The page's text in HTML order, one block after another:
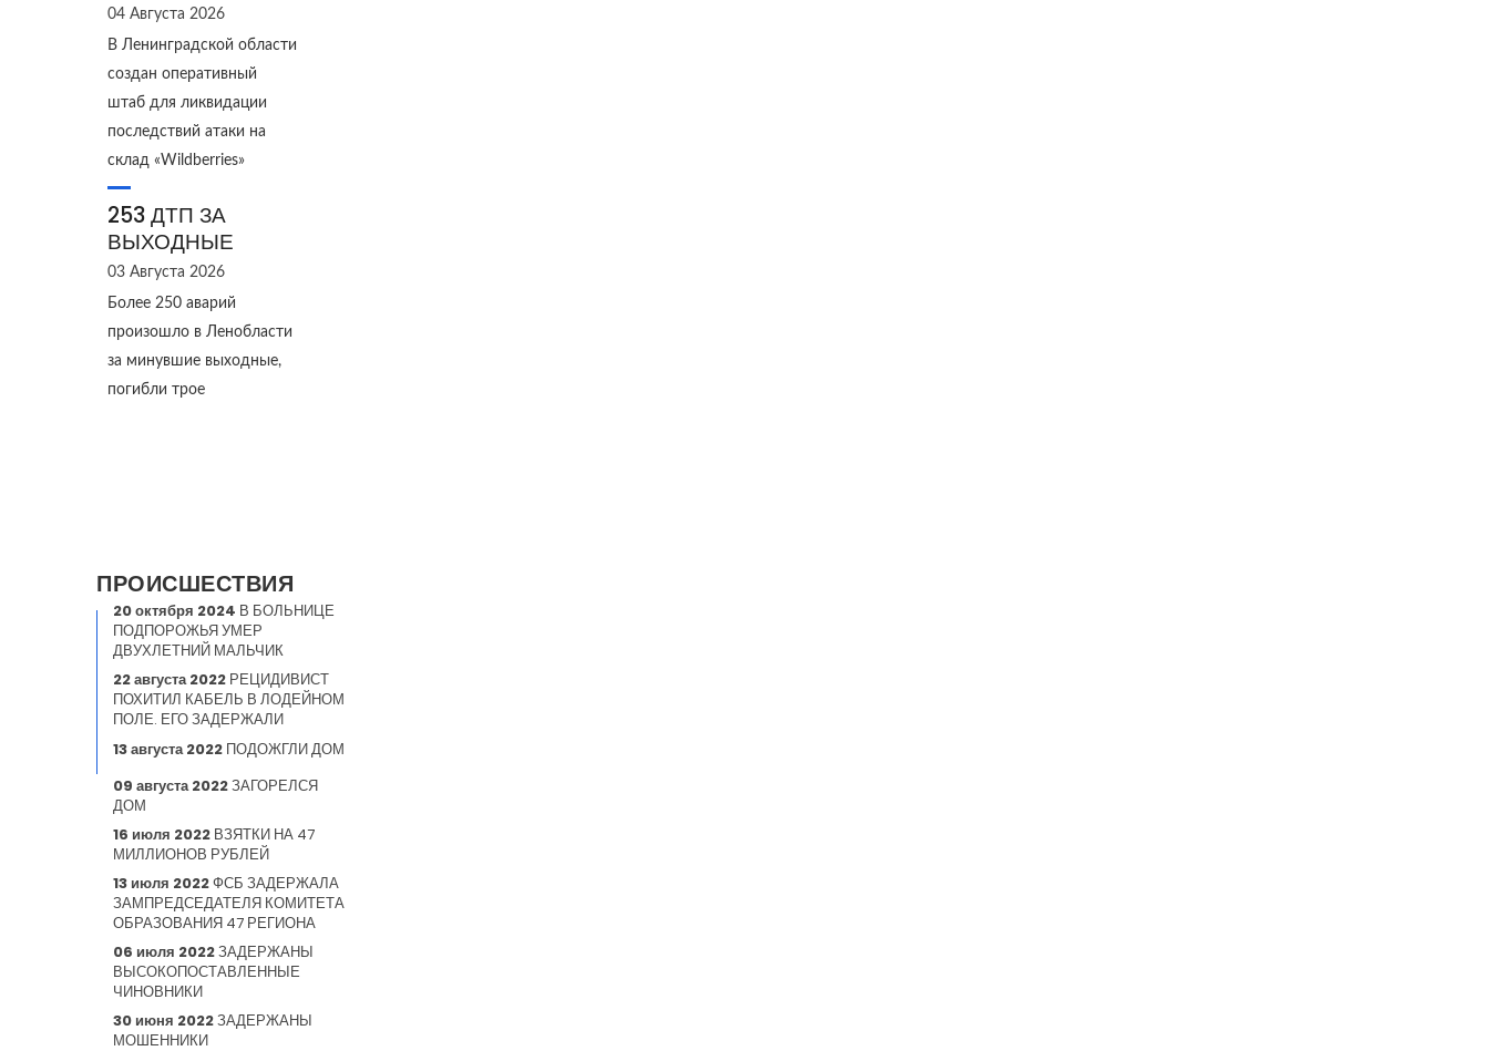
04 Августа 2026
В Ленинградской области
создан оперативный
штаб для ликвидации
последствий атаки на
склад «Wildberries»
253 ДТП ЗА
ВЫХОДНЫЕ
03 Августа 2026
Более 250 аварий
произошло в Ленобласти
за минувшие выходные,
погибли трое
ПРОИСШЕСТВИЯ
20 октября 2024 В БОЛЬНИЦЕ
ПОДПОРОЖЬЯ УМЕР
ДВУХЛЕТНИЙ МАЛЬЧИК
22 августа 2022 РЕЦИДИВИСТ
ПОХИТИЛ КАБЕЛЬ В ЛОДЕЙНОМ
ПОЛЕ. ЕГО ЗАДЕРЖАЛИ
13 августа 2022 ПОДОЖГЛИ ДОМ
09 августа 2022ЗАГОРЕЛСЯ
ДОМ
16 июля 2022 ВЗЯТКИ НА 47
МИЛЛИОНОВ РУБЛЕЙ
13 июля 2022ФСБ ЗАДЕРЖАЛА
ЗАМПРЕДСЕДАТЕЛЯ КОМИТЕТА
ОБРАЗОВАНИЯ 47 РЕГИОНА
06 июля 2022ЗАДЕРЖАНЫ
ВЫСОКОПОСТАВЛЕННЫЕ
ЧИНОВНИКИ
30 июня 2022ЗАДЕРЖАНЫ
МОШЕННИКИ